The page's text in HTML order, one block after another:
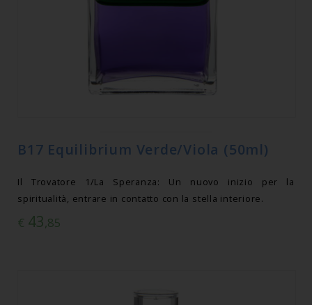
B17 Equilibrium Verde/Viola (50ml)
Il Trovatore 1/La Speranza: Un nuovo inizio per la
spiritualità, entrare in contatto con la stella interiore.
€ 43,85